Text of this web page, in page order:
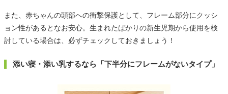
また、赤ちゃんの頭部への衝撃保護として、フレーム部分にクッシ
ョン性があるとなお安心。生まれたばかりの新生児期から使用を検
討している場合は、必ずチェックしておきましょう！
添い寝・添い乳するなら「下半分にフレームがないタイプ」